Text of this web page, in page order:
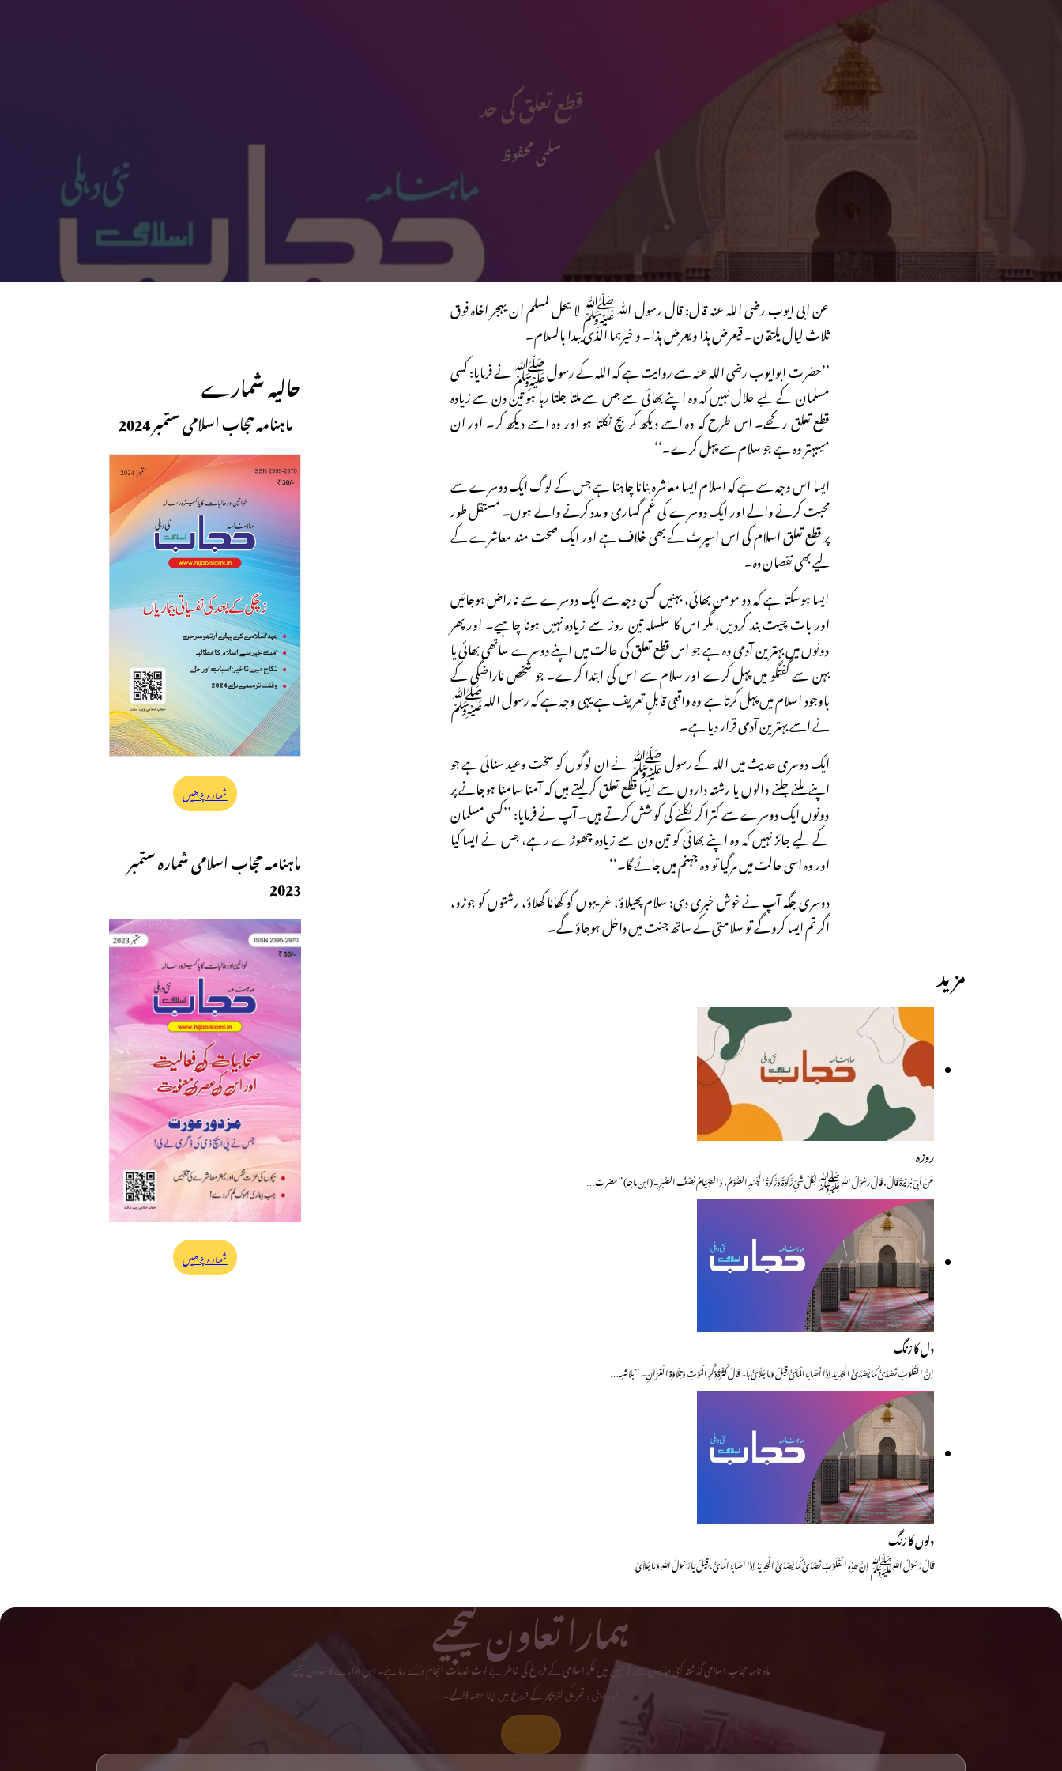
قطع تعلق کی حد
سلمیٰ محفوظ
عن ابی ایوب رضی اللہ عنہ قال: قال رسول اللّٰہ ﷺ لا یحل لمسلم ان یہجر اخاہ فوق
ثلاث لیال یلتقان۔ قیعرض ہذا ویعرض ہذا۔ و خیرہما الذی یبدا بالسلام۔
’’حضرت ابوایوب رضی اللہ عنہ سے روایت ہے کہ اللہ کے رسول ﷺ نے فرمایا: کسی
مسلمان کے لیے حلال نہیں کہ وہ اپنے بھائی سے جس سے ملتا جلتا رہا ہو تین دن سے زیادہ
قطع تعلق رکھے۔ اس طرح کہ وہ اسے دیکھ کر بچ نکلتا ہو اور وہ اسے دیکھ کر۔ اور ان
میںبہتر وہ ہے جو سلام سے پہل کرے۔‘‘
ایسا اس وجہ سے ہے کہ اسلام ایسا معاشرہ بنانا چاہتا ہے جس کے لوگ ایک دوسرے سے
محبت کرنے والے اور ایک دوسرے کی غم گساری و مدد کرنے والے ہوں۔ مستقل طور
پر قطع تعلق اسلام کی اس اسپرٹ کے بھی خلاف ہے اور ایک صحت مند معاشرے کے
لیے بھی نقصان دہ۔
ایسا ہوسکتا ہے کہ دو مومن بھائی، بہنیں کسی وجہ سے ایک دوسرے سے ناراض ہوجائیں
اور بات چیت بند کردیں، مگر اس کا سلسلہ تین روز سے زیادہ نہیں ہونا چاہیے۔ اور پھر
دونوں میں بہترین آدمی وہ ہے جو اس قطع تعلق کی حالت میں اپنے دوسرے ساتھی بھائی یا
بہن سے گفتگو میں پہل کرے اور سلام سے اس کی ابتدا کرے۔ جو شخص ناراضگی کے
باوجود اسلام میں پہل کرتا ہے وہ واقعی قابلِ تعریف ہے یہی وجہ ہے کہ رسول اللہ ﷺ
نے اسے بہترین آدمی قرار دیا ہے۔
ایک دوسری حدیث میں اللہ کے رسول ﷺ نے ان لوگوں کو سخت وعید سنائی ہے جو
اپنے ملنے جلنے والوں یا رشتہ داروں سے ایسا قطع تعلق کرلیتے ہیں کہ آمنا سامنا ہوجانے پر
دونوں ایک دوسرے سے کترا کر نکلنے کی کوشش کرتے ہیں۔ آپ نے فرمایا: ’’کسی مسلمان
کے لیے جائز نہیں کہ وہ اپنے بھائی کو تین دن سے زیادہ چھوڑے رہے، جس نے ایسا کیا
اور وہ اسی حالت میں مرگیا تو وہ جہنم میں جائے گا۔‘‘
دوسری جگہ آپ نے خوش خبری دی: سلام پھیلاؤ، غریبوں کو کھانا کھلاؤ، رشتوں کو جوڑو،
اگر تم ایسا کروگے تو سلامتی کے ساتھ جنت میں داخل ہوجاؤ گے۔
مزید
روزہ
عَنْ اَبِیْ ہُرَیْرَۃَ قَالَ، قَالَ رَسُوْلُ اللّٰہِ ﷺ لِکُلِّ شَیٍٔ زَکوٰۃٌ وَزَکوٰۃُ الْجَسَدِ الصَّوْمُ، وَالصِّیَامُ نِصْفُ الصَّبْرِ۔ (ابن ماجہ) ’’حضرت…
دل کا زنگ
اِنَّ الْقُلُوْبَ تَصْدَئُ کَمَا یَصْدَئُ الْحَدِیْدُ اِذَا أَصَابَہٗ الْمَآئُ قِیْلَ وَمَا جَلَائُ ہَا۔ قَالَ کَثْرَۃُ ذِکْرِ الْمَوْتِ وَتِلَاوَۃِ الْقُرْآنِ۔ ’’بلاشبہ…
دلوں کا زنگ
قَالَ رَسُوْلُ اللّٰہِﷺ اِنَّ ھٰذِہِ الْقُلُوْبَ تَصْدَئُ کَمَا یَصْدَئَُ الْحَدِیْدُ اِذَا اَصَابَہُ الْمَائُ، قِیْلَ یَا رَسُوْلَ اللّٰہِ وَ مَا جَلاَئُ…
حالیہ شمارے
ماہنامہ حجاب اسلامی ستمبر 2024
شمارہ پڑھیں
ماہنامہ حجاب اسلامی شمارہ ستمبر
2023
شمارہ پڑھیں
ہمارا تعاون کیجیے
ماہ نامہ حجاب اسلامی گذشتہ کئی دہائیوں سے خواتین میں فکر اسلامی کے فروغ کی خاطر بے لوث خدمات انجام دے رہا ہے۔ اس ادارے کا تعاون کیجیے
اور دینی و تحریکی لٹریچر کے فروغ میں اپنا حصہ ڈالیے۔